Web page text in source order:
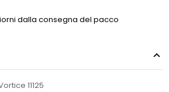
dalla consegna del pacco
11125